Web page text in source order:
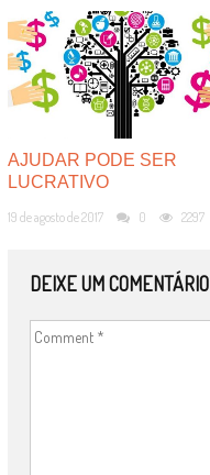
AJUDAR PODE SER
LUCRATIVO
19 de agosto de 2017 0 2297
DEIXE UM COMENTÁRIO